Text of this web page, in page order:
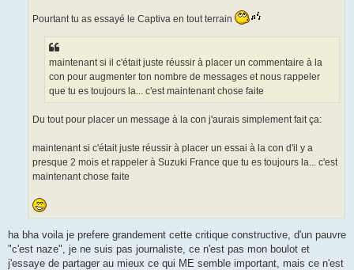
Pourtant tu as essayé le Captiva en tout terrain
maintenant si il c'était juste réussir à placer un commentaire à la
con pour augmenter ton nombre de messages et nous rappeler
que tu es toujours la... c'est maintenant chose faite
Du tout pour placer un message à la con j'aurais simplement fait ça:
maintenant si c'était juste réussir à placer un essai à la con d'il y a
presque 2 mois et rappeler à Suzuki France que tu es toujours la... c'est
maintenant chose faite
ha bha voila je prefere grandement cette critique constructive, d'un pauvre
"c'est naze", je ne suis pas journaliste, ce n'est pas mon boulot et
j'essaye de partager au mieux ce qui ME semble important, mais ce n'est